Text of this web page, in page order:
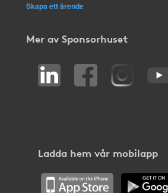
Skapa ett ärende
Mer av Sponsorhuset
Ladda hem vår mobilapp